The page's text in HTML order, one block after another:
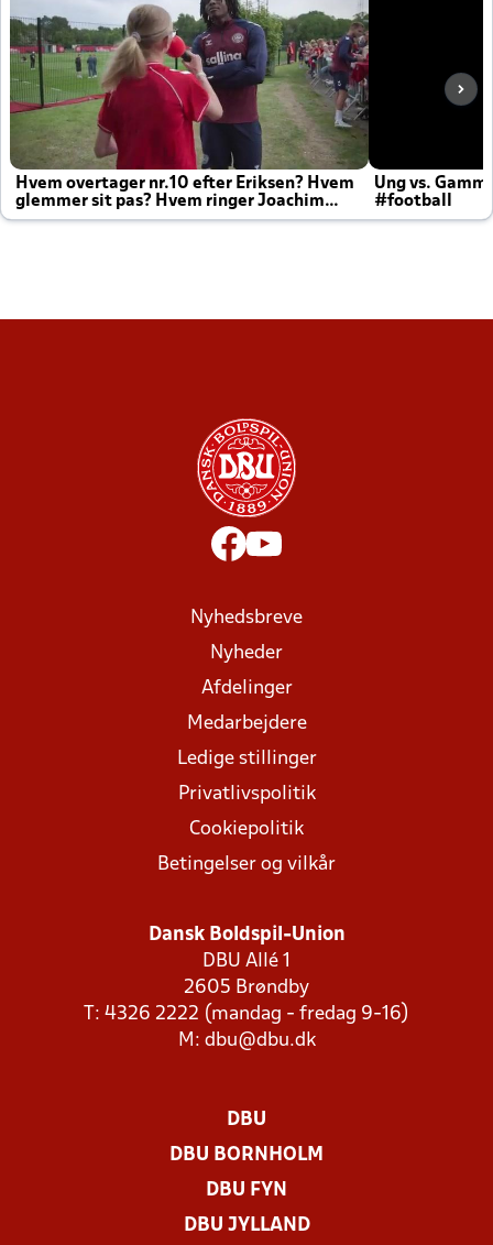
Hvem overtager nr.10 efter Eriksen? Hvem
glemmer sit pas? Hvem ringer Joachim
altid til efter kampe?
Ung vs.
#football
Nyhedsbreve
Nyheder
Afdelinger
Medarbejdere
Ledige stillinger
Privatlivspolitik
Cookiepolitik
Betingelser og vilkår
Dansk Boldspil-Union
DBU Allé 1
2605 Brøndby
T: 4326 2222 (mandag - fredag 9-16)
M: dbu@dbu.dk
DBU
DBU BORNHOLM
DBU FYN
DBU JYLLAND